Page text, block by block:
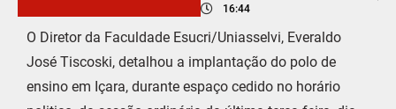
16:44
O Diretor da Faculdade Esucri/Uniasselvi, Everaldo
José Tiscoski, detalhou a implantação do polo de
ensino em Içara, durante espaço cedido no horário